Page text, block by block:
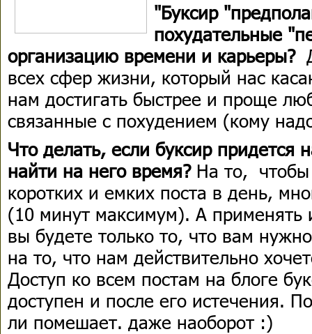
"Буксир
похудательные
организацию времени и карьеры?
всех сфер жизни, который нас
нам достигать быстрее и проще
связанные с похудением (кому
Что делать, если буксир придется
найти на него время?На то, чтобы
коротких и емких поста в день,
(10 минут максимум). А применять
вы будете только то, что вам
на то, что нам действительно
Доступ ко всем постам на блоге
доступен и после его истечения.
ли помешает. даже наоборот :)